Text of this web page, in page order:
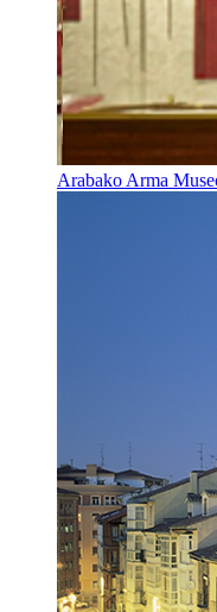
Arabako Arma